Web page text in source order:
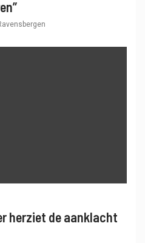
herziet de aanklacht